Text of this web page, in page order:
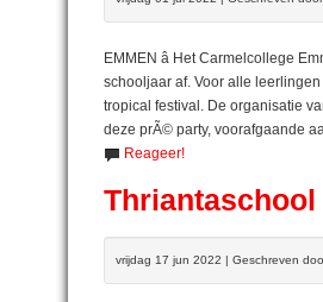
EMMEN â Het Carmelcollege
schooljaar af. Voor alle
tropical festival. De organisatie
deze prÃ© party, voorafgaande
Reageer!
Thriantaschool
vrijdag 17 jun 2022 | Geschreven